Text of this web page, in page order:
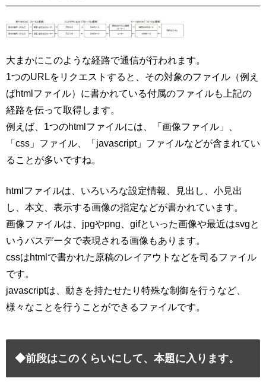
大まかにこのような経路で通信が行われます。
1つのURLをリクエストすると、その対象のファイル（例え
ばhtmlファイル）に書かれている付属のファイルも上記の
経路を伝って取得します。
例えば、1つのhtmlファイルには、「画像ファイル」、
「css」ファイル、「javascript」ファイルなどが含まれてい
ることが多いですね。
htmlファイルは、いろいろな設定情報、見出し、小見出
し、本文、表示する画像の指定などが書かれています。
画像ファイルは、jpgやpng、gifといった画像や最近はsvgと
いうパスデータで表現される画像もあります。
cssはhtmlで書かれた原稿のレイアウトなどを司るファイル
です。
javascriptは、動きを持たせたり特殊な制御を行うなど、
様々なことを行うことができるファイルです。
◆前段はこのくらいにして、本題に入ります。